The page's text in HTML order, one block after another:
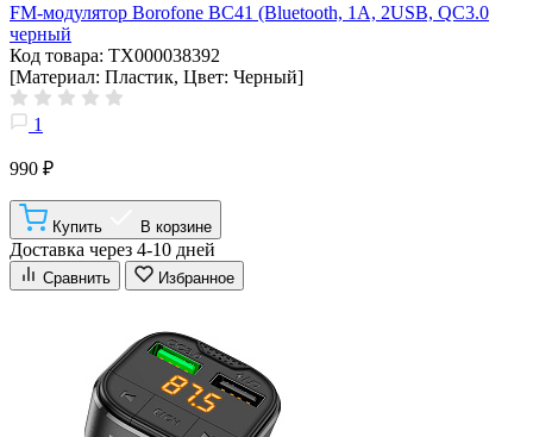
FM-модулятор Borofone BC41 (Bluetooth, 1A, 2USB, QC3.0
черный
Код товара: ТХ000038392
[Материал: Пластик, Цвет: Черный]
1
990 ₽
Купить В корзине
Доставка через 4-10 дней
Сравнить Избранное